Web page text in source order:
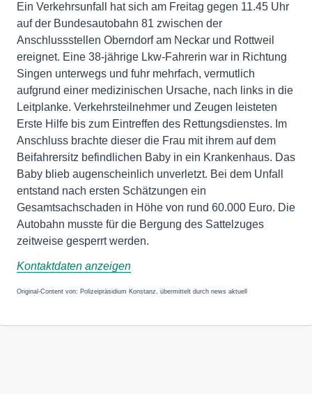
Ein Verkehrsunfall hat sich am Freitag gegen 11.45 Uhr
auf der Bundesautobahn 81 zwischen der
Anschlussstellen Oberndorf am Neckar und Rottweil
ereignet. Eine 38-jährige Lkw-Fahrerin war in Richtung
Singen unterwegs und fuhr mehrfach, vermutlich
aufgrund einer medizinischen Ursache, nach links in die
Leitplanke. Verkehrsteilnehmer und Zeugen leisteten
Erste Hilfe bis zum Eintreffen des Rettungsdienstes. Im
Anschluss brachte dieser die Frau mit ihrem auf dem
Beifahrersitz befindlichen Baby in ein Krankenhaus. Das
Baby blieb augenscheinlich unverletzt. Bei dem Unfall
entstand nach ersten Schätzungen ein
Gesamtsachschaden in Höhe von rund 60.000 Euro. Die
Autobahn musste für die Bergung des Sattelzuges
zeitweise gesperrt werden.
Kontaktdaten anzeigen
Original-Content von: Polizeipräsidium Konstanz, übermittelt durch news aktuell